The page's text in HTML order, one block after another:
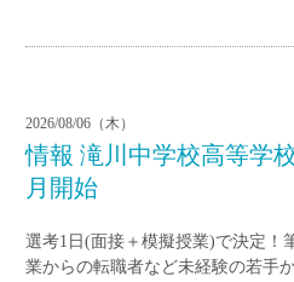
2026/08/06（木）
情報 滝川中学校高等学
月開始
選考1日(面接＋模擬授業)で決定！
業からの転職者など未経験の若手